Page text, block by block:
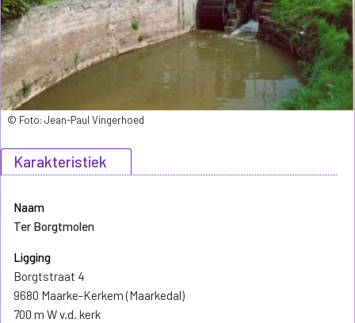
Karakteristiek
Naam
Ter Borgtmolen
Ligging
Borgtstraat 4
9680 Maarke-Kerkem (Maarkedal)
700 m W v.d. kerk
© Foto: Jean-Paul Vingerhoed